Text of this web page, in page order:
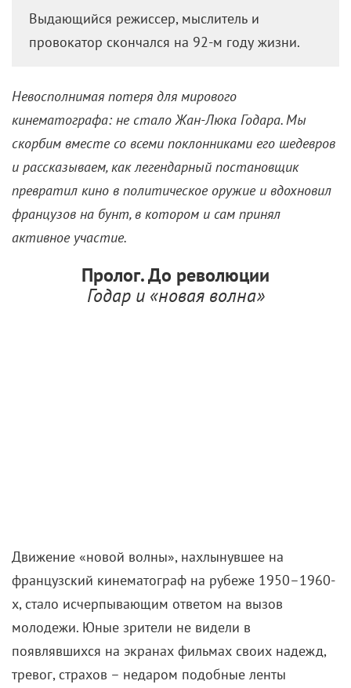
Выдающийся режиссер, мыслитель и
провокатор скончался на 92-м году жизни.
Невосполнимая потеря для мирового
кинематографа: не стало Жан-Люка Годара. Мы
скорбим вместе со всеми поклонниками его шедевров
и рассказываем, как легендарный постановщик
превратил кино в политическое оружие и вдохновил
французов на бунт, в котором и сам принял
активное участие.
Пролог. До революции
Годар и «новая волна»
Движение «новой волны», нахлынувшее на
французский кинематограф на рубеже 1950–1960-
х, стало исчерпывающим ответом на вызов
молодежи. Юные зрители не видели в
появлявшихся на экранах фильмах своих надежд,
тревог, страхов – недаром подобные ленты